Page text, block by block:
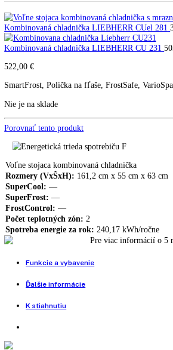
Kombinovaná
CU 281
Kombinovaná chladnička LIEBHERR CUel
Kombinovaná chladnička LIEBHERR CU
522,00€
SmartFrost, Polička na fľaše, FrostSafe,
Nie je na sklade
Porovnať tento produkt
Voľne stojaca kombinovaná chladnička
Rozmery (VxŠxH):